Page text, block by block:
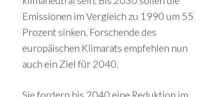
Emissionen im Vergleich zu 1990 um 55
Prozent sinken. Forschende des
europäischen Klimarats empfehlen nun
auch ein Ziel für 2040.